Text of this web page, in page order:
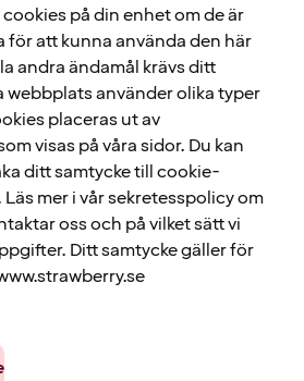
på din enhet om de är
att kunna använda den här
andra ändamål krävs ditt
webbplats använder olika typer
placeras ut av
visas på våra sidor. Du kan
ditt samtycke till cookie-
mer i vår sekretesspolicy om
oss och på vilket sätt vi
Ditt samtycke gäller för